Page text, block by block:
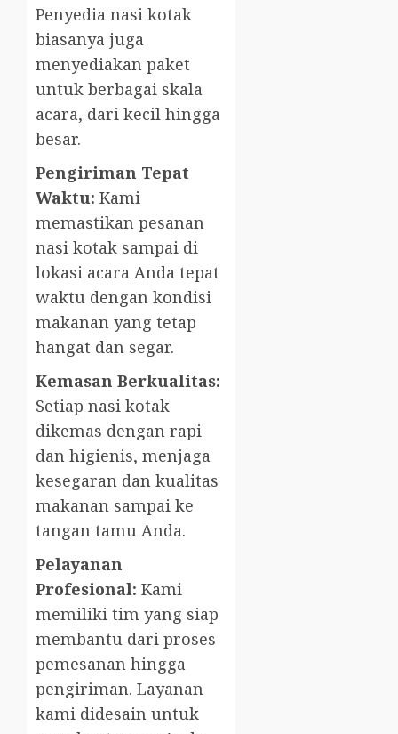
Penyedia nasi kotak
biasanya juga
menyediakan paket
untuk berbagai skala
acara, dari kecil hingga
besar.
Pengiriman Tepat
Waktu: Kami
memastikan pesanan
nasi kotak sampai di
lokasi acara Anda tepat
waktu dengan kondisi
makanan yang tetap
hangat dan segar.
Kemasan Berkualitas:
Setiap nasi kotak
dikemas dengan rapi
dan higienis, menjaga
kesegaran dan kualitas
makanan sampai ke
tangan tamu Anda.
Pelayanan
Profesional: Kami
memiliki tim yang siap
membantu dari proses
pemesanan hingga
pengiriman. Layanan
kami didesain untuk